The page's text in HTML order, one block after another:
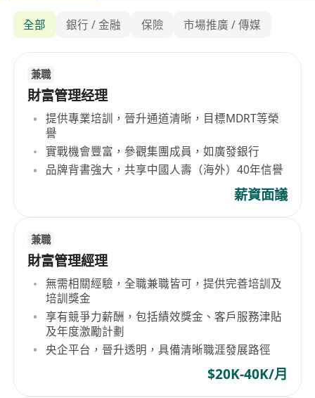
全部 銀行 / 金融 保險 市場推廣 / 傳媒
兼職
財富管理经理
提供專業培訓，晉升通道清晰，目標MDRT等榮
譽
實戰機會豐富，參觀集團成員，如廣發銀行
品牌背書強大，共享中國人壽（海外）40年信譽
薪資面議
兼職
財富管理經理
無需相關經驗，全職兼職皆可，提供完善培訓及
培訓獎金
享有競爭力薪酬，包括績效獎金、客戶服務津貼
及年度激勵計劃
央企平台，晉升透明，具備清晰職涯發展路徑
$20K-40K/月